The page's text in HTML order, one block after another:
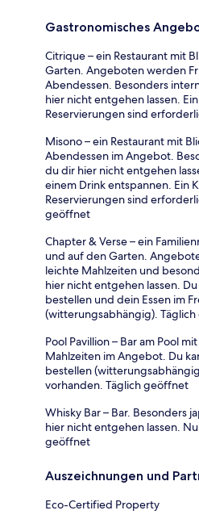
Gastronomisches
Citrique – ein Restaurant mit
Garten. Angeboten werden
Abendessen. Besonders
hier nicht entgehen lassen.
Reservierungen sind
Misono – ein Restaurant mit
Abendessen im Angebot.
du dir hier nicht entgehen
einem Drink entspannen. Ein
Reservierungen sind
geöffnet
Chapter & Verse – ein
und auf den Garten.
leichte Mahlzeiten und
hier nicht entgehen lassen.
bestellen und dein Essen im
(witterungsabhängig).
Pool Pavillion – Bar am Pool
Mahlzeiten im Angebot. Du
bestellen
vorhanden. Täglich geöffnet
Whisky Bar – Bar. Besonders
hier nicht entgehen lassen.
geöffnet
Auszeichnungen und
Eco-Certified Property